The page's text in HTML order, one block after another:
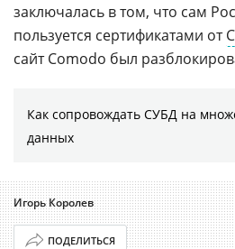
заключалась в том, что сам
пользуется сертификатами от
сайт Comodo был
Как сопровождать СУБД на
данных
Игорь Королев
ПОДЕЛИТЬСЯ